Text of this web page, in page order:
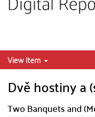
View Item
Dvě hostiny a
Two Banquets and